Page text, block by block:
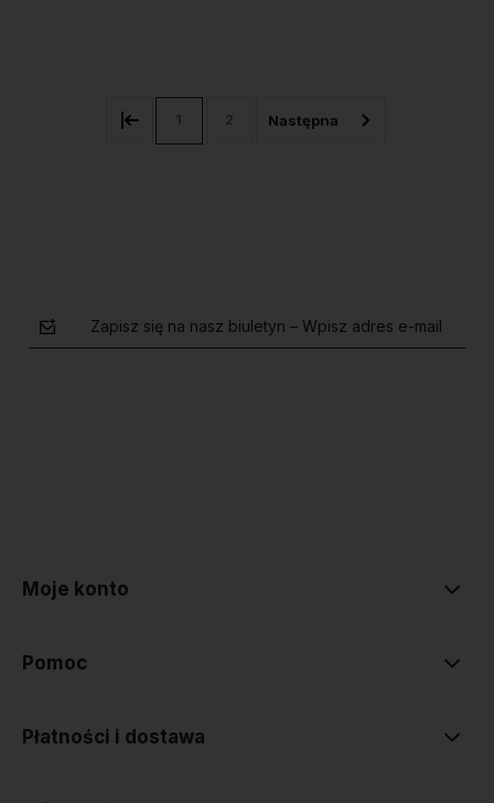
1 2
Zapisz się na nasz biuletyn – Wpisz adres e-mail
Moje konto
Pomoc
Płatności i dostawa